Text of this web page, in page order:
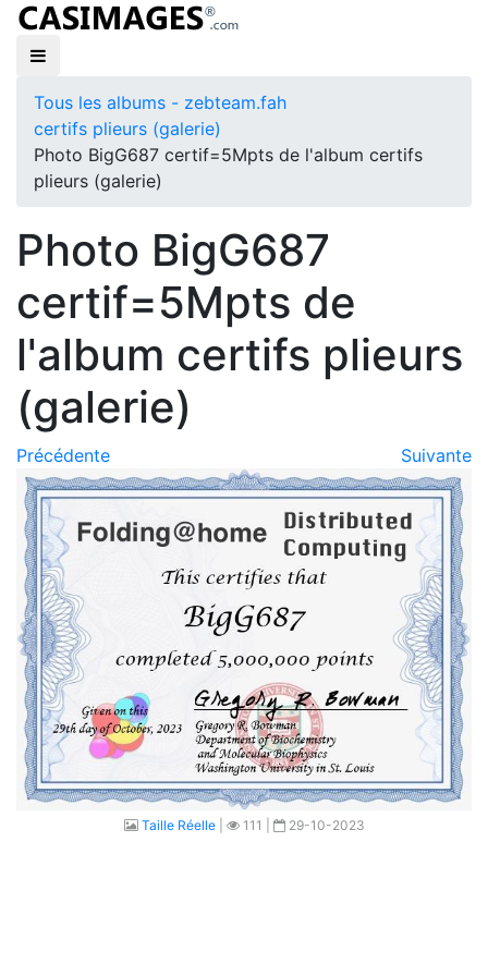
Tous les albums - zebteam.fah
certifs plieurs (galerie)
Photo BigG687 certif=5Mpts de l'album certifs
plieurs (galerie)
Photo BigG687
certif=5Mpts de
l'album certifs plieurs
(galerie)
Précédente Suivante
Taille Réelle| 111 | 29-10-2023